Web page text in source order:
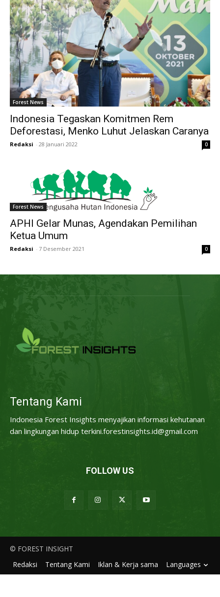
Forest News
Indonesia Tegaskan Komitmen Rem
Deforestasi, Menko Luhut Jelaskan Caranya
Redaksi - 28 Januari 2022 0
Forest News
APHI Gelar Munas, Agendakan Pemilihan
Ketua Umum
Redaksi - 7 Desember 2021 0
Tentang Kami
Indonesia Forest Insights menyajikan informasi kehutanan
dan lingkungan hidup terkini.forestinsights.id@gmail.com
FOLLOW US
© FOREST INSIGHT
Redaksi
Tentang Kami Iklan & Kerja sama Languages